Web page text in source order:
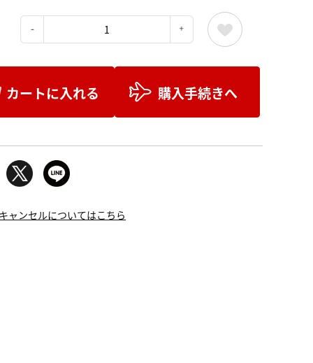
カートに入れる 購入手続きへ
ャンセルについてはこちら